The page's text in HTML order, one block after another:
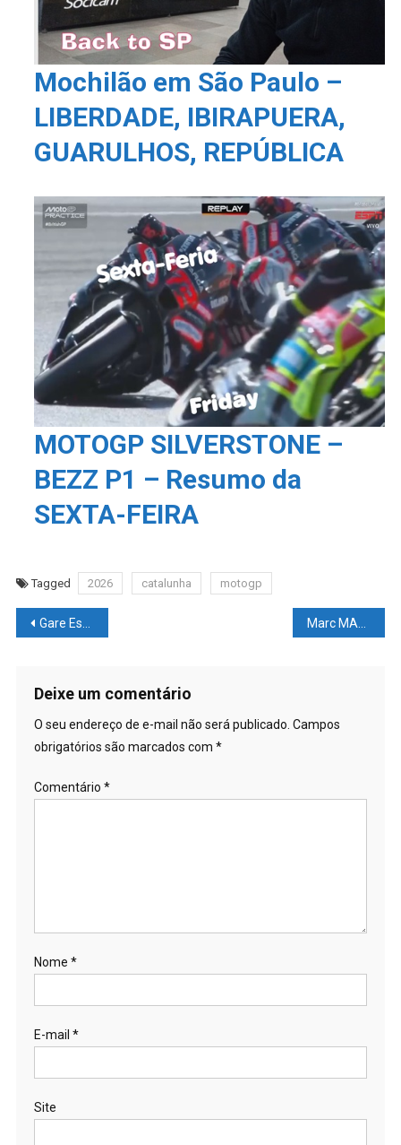
Mochilão em São Paulo –
LIBERDADE, IBIRAPUERA,
GUARULHOS, REPÚBLICA
MOTOGP SILVERSTONE –
BEZZ P1 – Resumo da
SEXTA-FEIRA
Tagged 2026 catalunha motogp
Navegação
Post
Gare Estação Gastronômica em Passo Fundo
Deixe um comentário
O seu endereço de e-mail não será publicado. Campos
obrigatórios são marcados com *
Comentário *
Nome *
E-mail *
Site